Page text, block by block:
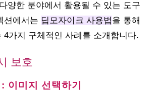
양한 분야에서 활용될 수 있는 도구
션에서는 딥모자이크 사용법을 통해
4가지 구체적인 사례를 소개합니다.
보호
이미지 선택하기